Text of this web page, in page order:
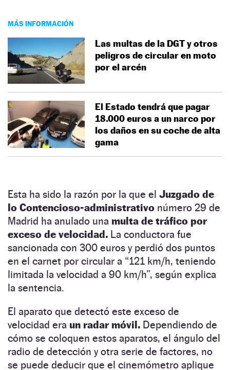
MÁS INFORMACIÓN
Las multas de la DGT y otros
peligros de circular en moto
por el arcén
El Estado tendrá que pagar
18.000 euros a un narco por
los daños en su coche de alta
gama
Esta ha sido la razón por la que el Juzgado de
lo Contencioso-administrativo número 29 de
Madrid ha anulado una multa de tráfico por
exceso de velocidad. La conductora fue
sancionada con 300 euros y perdió dos puntos
en el carnet por circular a “121 km/h, teniendo
limitada la velocidad a 90 km/h”, según explica
la sentencia.
El aparato que detectó este exceso de
velocidad era un radar móvil. Dependiendo de
cómo se coloquen estos aparatos, el ángulo del
radio de detección y otra serie de factores, no
se puede deducir que el cinemómetro aplique